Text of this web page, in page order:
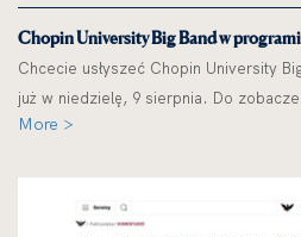
Chopin University Big Band w
Chcecie usłyszeć Chopin University
już w niedzielę, 9 sierpnia. Do
More >